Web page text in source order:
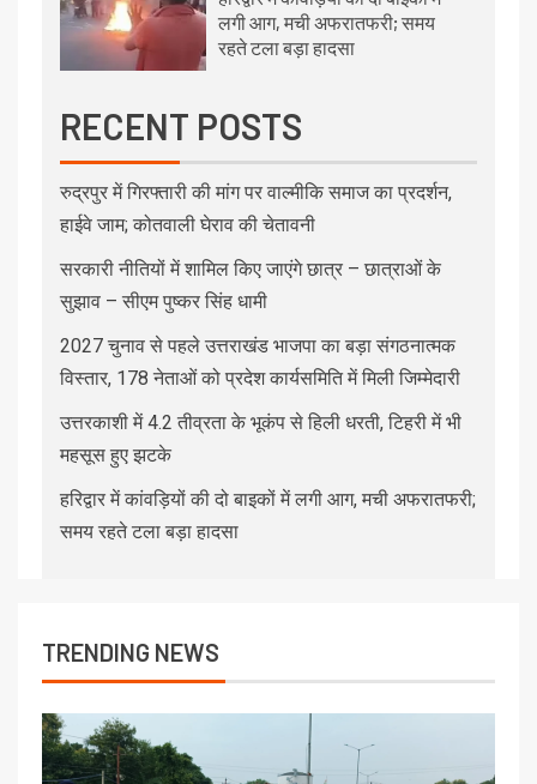
लगी आग, मची अफरातफरी; समय
रहते टला बड़ा हादसा
RECENT POSTS
रुद्रपुर में गिरफ्तारी की मांग पर वाल्मीकि समाज का प्रदर्शन,
हाईवे जाम; कोतवाली घेराव की चेतावनी
सरकारी नीतियों में शामिल किए जाएंगे छात्र – छात्राओं के
सुझाव – सीएम पुष्कर सिंह धामी
2027 चुनाव से पहले उत्तराखंड भाजपा का बड़ा संगठनात्मक
विस्तार, 178 नेताओं को प्रदेश कार्यसमिति में मिली जिम्मेदारी
उत्तरकाशी में 4.2 तीव्रता के भूकंप से हिली धरती, टिहरी में भी
महसूस हुए झटके
हरिद्वार में कांवड़ियों की दो बाइकों में लगी आग, मची अफरातफरी;
समय रहते टला बड़ा हादसा
TRENDING NEWS